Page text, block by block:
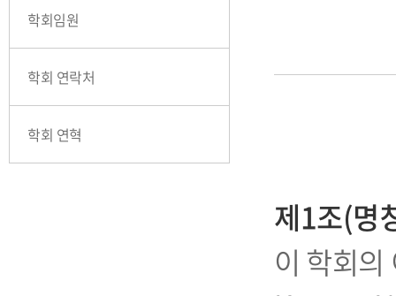
학회임원
학회 연락처
학회 연혁
제1조(명
이 학회